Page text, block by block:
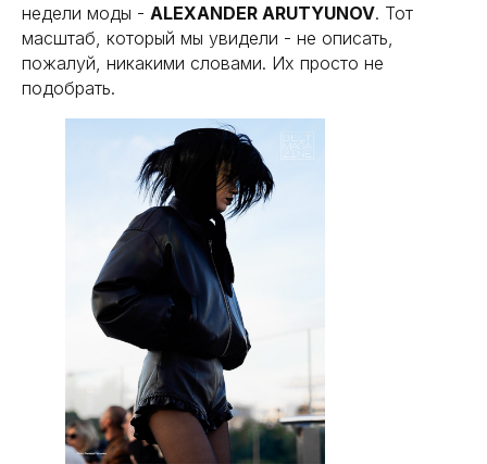
недели моды - ALEXANDER ARUTYUNOV. Тот
масштаб, который мы увидели - не описать,
пожалуй, никакими словами. Их просто не
подобрать.